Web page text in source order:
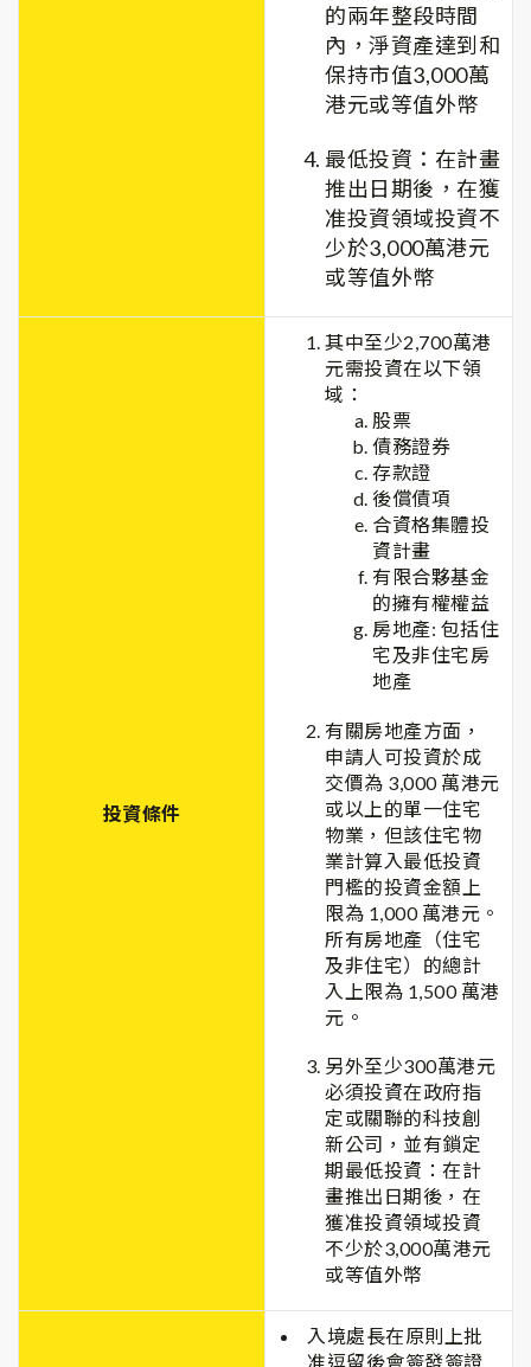
的兩年整段時間
內，淨資產達到和
保持市值3,000萬
港元或等值外幣
最低投資：在計畫
推出日期後，在獲
准投資領域投資不
少於3,000萬港元
或等值外幣
投資條件
其中至少2,700萬港
元需投資在以下領
域：
股票
債務證券
存款證
後償債項
合資格集體投
資計畫
有限合夥基金
的擁有權權益
房地產: 包括住
宅及非住宅房
地產
有關房地產方面，
申請人可投資於成
交價為 3,000 萬港元
或以上的單一住宅
物業，但該住宅物
業計算入最低投資
門檻的投資金額上
限為 1,000 萬港元。
所有房地產（住宅
及非住宅）的總計
入上限為 1,500 萬港
元。
另外至少300萬港元
必須投資在政府指
定或關聯的科技創
新公司，並有鎖定
期最低投資：在計
畫推出日期後，在
獲准投資領域投資
不少於3,000萬港元
或等值外幣
入境處長在原則上批
准逗留後會簽發簽證